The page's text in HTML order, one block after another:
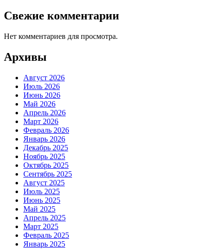
Свежие комментарии
Нет комментариев для просмотра.
Архивы
Август 2026
Июль 2026
Июнь 2026
Май 2026
Апрель 2026
Март 2026
Февраль 2026
Январь 2026
Декабрь 2025
Ноябрь 2025
Октябрь 2025
Сентябрь 2025
Август 2025
Июль 2025
Июнь 2025
Май 2025
Апрель 2025
Март 2025
Февраль 2025
Январь 2025